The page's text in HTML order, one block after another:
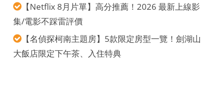
【Netflix 8月片單】高分推薦！2026 最新上線影
集/電影不踩雷評價
【名偵探柯南主題房】5款限定房型一覽！劍湖山
大飯店限定下午茶、入住特典